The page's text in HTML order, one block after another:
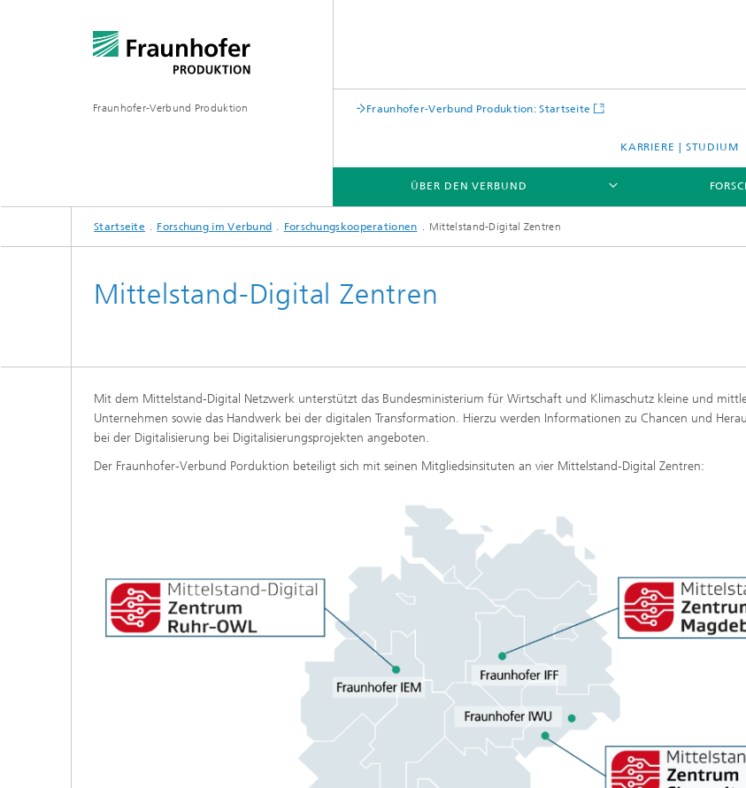
Fraunhofer-Verbund Produktion Fraunhofer-Verbund Produktion: Startseite
KARRIERE | STUDIUM
ÜBER DEN VERBUND
ÜBER DEN VERBUND
Testumgebungen
FORSCHUNG IM VERBUND
Industrierobotik und
Automatisierung
KI in der Produktion und Logistik
MEHR
Formnext
Startseite Forschung im Verbund Forschungskooperationen Mittelstand-Digital Zentren
Mittelstand-Digital Zentren
Mit dem Mittelstand-Digital Netzwerk unterstützt das Bundesministerium für Wirtschaft und Klimaschutz kleine und
Unternehmen sowie das Handwerk bei der digitalen Transformation. Hierzu werden Informationen zu Chancen und
bei der Digitalisierung bei Digitalisierungsprojekten angeboten.
Der Fraunhofer-Verbund Porduktion beteiligt sich mit seinen Mitgliedsinsituten an vier Mittelstand-Digital Zentren: